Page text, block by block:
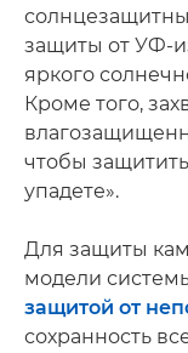
защиты от УФ-
яркого
Кроме того,
чтобы
упадете».
Для защиты
модели
защитой от
сохранность